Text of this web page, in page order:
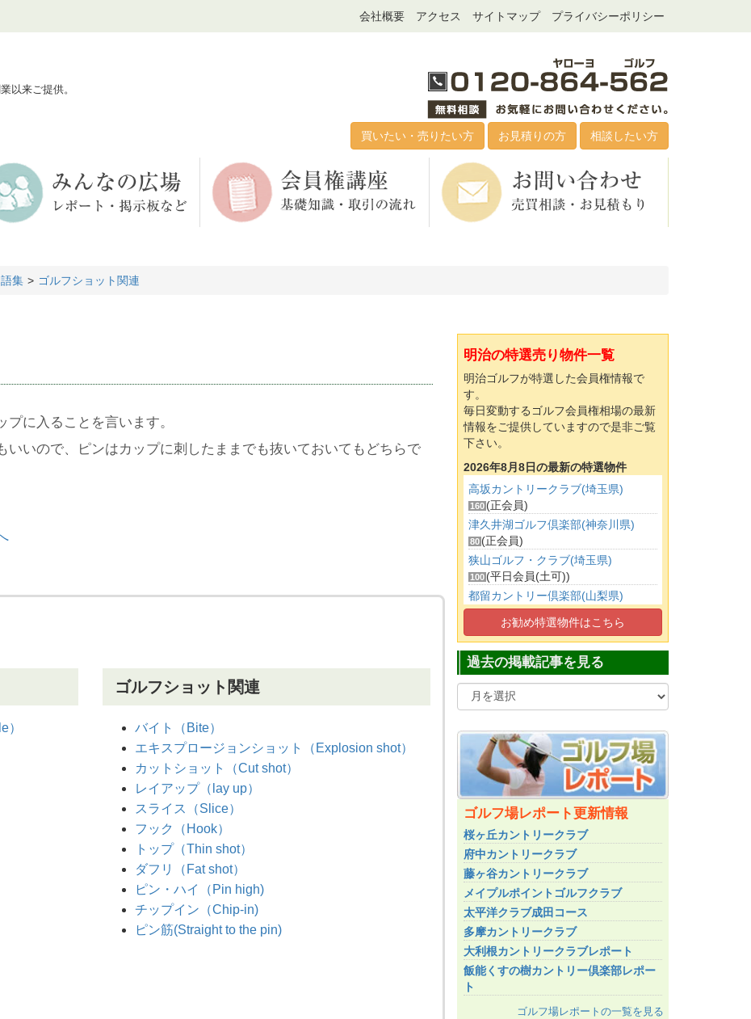
会社概要 アクセス サイトマップ プライバシーポリシー
以来ご提供。
買いたい・売りたい方 お見積りの方 相談したい方
集 ゴルフショット関連
に入ることを言います。
いいので、ピンはカップに刺したままでも抜いておいてもどちらで
）
ゴルフショット関連
バイト（Bite）
エキスプロージョンショット（Explosion shot）
カットショット（Cut shot）
レイアップ（lay up）
スライス（Slice）
フック（Hook）
トップ（Thin shot）
ダフリ（Fat shot）
ピン・ハイ（Pin high)
チップイン（Chip-in)
ピン筋(Straight to the pin)
明治の特選売り物件一覧
明治ゴルフが特選した会員権情報で
す。
毎日変動するゴルフ会員権相場の最新
情報をご提供していますので是非ご覧
下さい。
2026年8月8日の最新の特選物件
高坂カントリークラブ(埼玉県)
160(正会員)
津久井湖ゴルフ倶楽部(神奈川県)
80(正会員)
狭山ゴルフ・クラブ(埼玉県)
100(平日会員(土可))
都留カントリー倶楽部(山梨県)
(正会員)
日本カントリークラブ(埼玉県)
お勧め特選物件はこちら
過去の掲載記事を見る
ゴルフ場レポート更新情報
桜ヶ丘カントリークラブ
府中カントリークラブ
藤ヶ谷カントリークラブ
メイプルポイントゴルフクラブ
太平洋クラブ成田コース
多摩カントリークラブ
大利根カントリークラブレポート
飯能くすの樹カントリー倶楽部レポー
ト
ゴルフ場レポートの一覧を見る